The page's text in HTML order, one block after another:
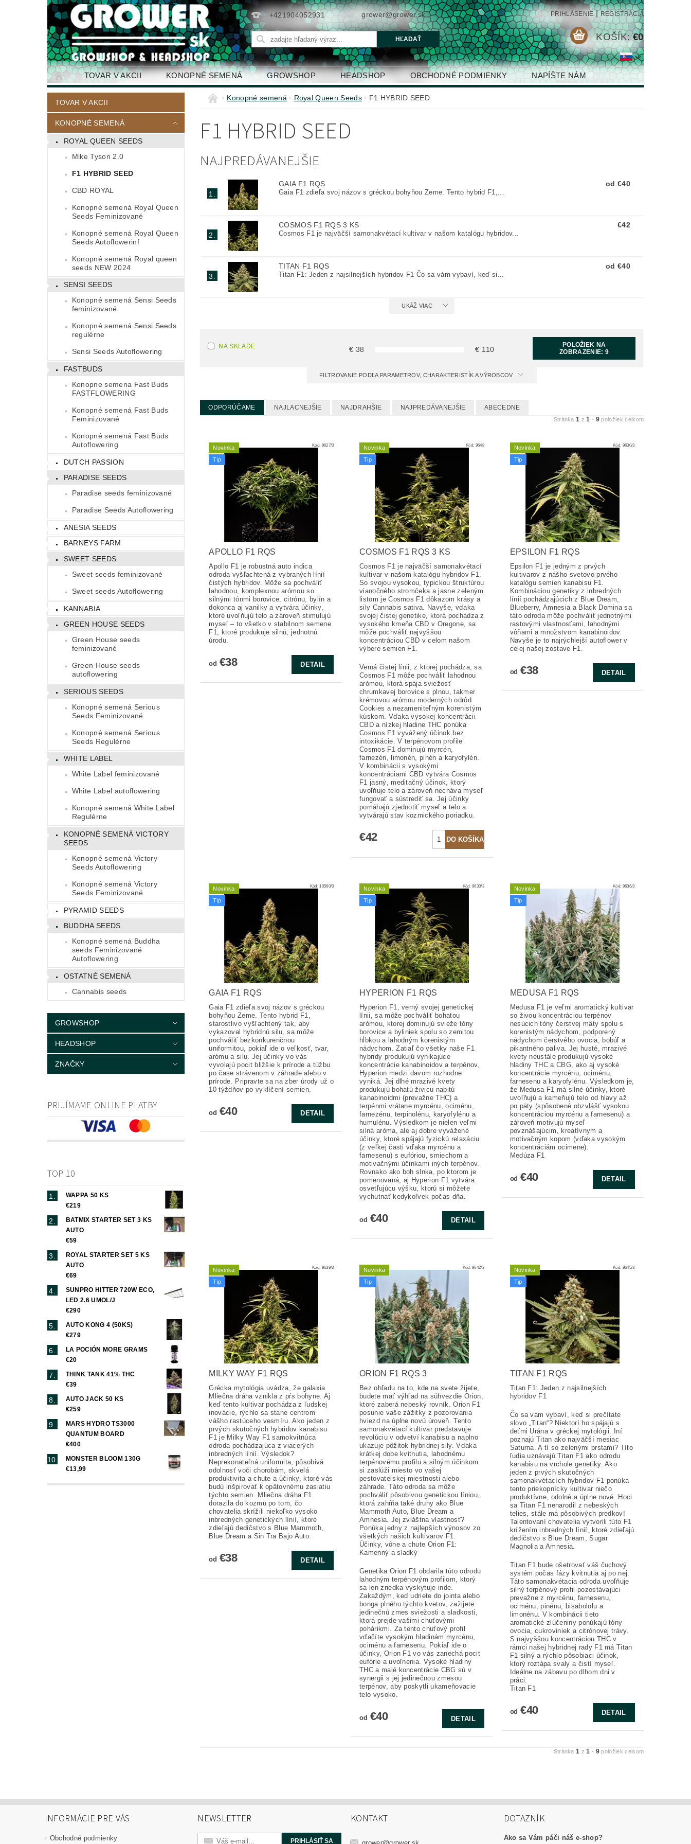
+421904052931 grower@grower.sk PRIHLÁSENIE | REGISTRÁCIA
KOŠÍK: €0
TOVAR V AKCII KONOPNÉ SEMENÁ GROWSHOP HEADSHOP OBCHODNÉ PODMIENKY NAPÍŠTE NÁM
KONTAKTY
TOVAR V AKCII
KONOPNÉ SEMENÁ
ROYAL QUEEN SEEDS
Mike Tyson 2.0
F1 HYBRID SEED
CBD ROYAL
Konopné semená Royal Queen
Seeds Feminizované
Konopné semená Royal Queen
Seeds Autoflowerinf
Konopné semená Royal queen
seeds NEW 2024
SENSI SEEDS
Konopné semená Sensi Seeds
feminizované
Konopné semená Sensi Seeds
regulérne
Sensi Seeds Autoflowering
FASTBUDS
Konopne semena Fast Buds
FASTFLOWERING
Konopné semená Fast Buds
Feminizované
Konopné semená Fast Buds
Autoflowering
DUTCH PASSION
PARADISE SEEDS
Paradise seeds feminizované
Paradise Seeds Autoflowering
ANESIA SEEDS
BARNEYS FARM
SWEET SEEDS
Sweet seeds feminizované
Sweet seeds Autoflowering
KANNABIA
GREEN HOUSE SEEDS
Green House seeds
feminizované
Green House seeds
autoflowering
SERIOUS SEEDS
Konopné semená Serious
Seeds Feminizované
Konopné semená Serious
Seeds Regulérne
WHITE LABEL
White Label feminizované
White Label autoflowering
Konopné semená White Label
Regulérne
KONOPNÉ SEMENÁ VICTORY
SEEDS
Konopné semená Victory
Seeds Autoflowering
Konopné semená Victory
Seeds Feminizované
PYRAMID SEEDS
BUDDHA SEEDS
Konopné semená Buddha
seeds Feminizované
Autoflowering
OSTATNÉ SEMENÁ
Cannabis seeds
GROWSHOP
HEADSHOP
ZNAČKY
PRIJÍMAME ONLINE PLATBY
TOP 10
WAPPA 50 KS
€219
BATMIX STARTER SET 3 KS
AUTO
€59
ROYAL STARTER SET 5 KS
AUTO
€69
SUNPRO HITTER 720W ECO,
LED 2.6 UMOL/J
€290
AUTO KONG 4 (50KS)
€279
LA POCIÓN MORE GRAMS
€20
THINK TANK 41% THC
€39
AUTO JACK 50 KS
€259
MARS HYDRO TS3000
QUANTUM BOARD
€400
MONSTER BLOOM 130G
€13,99
Konopné semená Royal Queen Seeds F1 HYBRID SEED
F1 HYBRID SEED
NAJPREDÁVANEJŠIE
1.
GAIA F1 RQS
Gaia F1 zdieľa svoj názov s gréckou bohyňou Zeme. Tento hybrid F1,...
od €40
2.
COSMOS F1 RQS 3 KS
Cosmos F1 je najväčší samonakvétací kultivar v našom katalógu hybridov...
€42
3.
TITAN F1 RQS
Titan F1: Jeden z najsilnejších hybridov F1 Čo sa vám vybaví, keď si...
od €40
UKÁŽ VIAC
NA SKLADE € 38 € 110
POLOŽIEK NA
ZOBRAZENIE: 9
FILTROVANIE PODĽA PARAMETROV, CHARAKTERISTÍK A VÝROBCOV
ODPORÚČAME NAJLACNEJŠIE NAJDRAHŠIE NAJPREDÁVANEJŠIE ABECEDNE
Stránka1 z1 - 9 položiek celkom
Novinka
Tip
Kód: 9627/3
APOLLO F1 RQS
Apollo F1 je robustná auto indica
odroda vyšľachtená z vybraných línií
čistých hybridov. Môže sa pochváliť
lahodnou, komplexnou arómou so
silnými tónmi borovice, citrónu, bylín a
dokonca aj vanilky a vytvára účinky,
ktoré uvoľňujú telo a zároveň stimulujú
myseľ – to všetko v stabilnom semene
F1, ktoré produkuje silnú, jednotnú
úrodu.
od €38 DETAIL
Novinka
Tip
Kód: 9648
COSMOS F1 RQS 3 KS
Cosmos F1 je najväčší samonakvétací
kultivar v našom katalógu hybridov F1.
So svojou vysokou, typickou štruktúrou
vianočného stromčeka a jasne zeleným
listom je Cosmos F1 dôkazom krásy a
sily Cannabis sativa. Navyše, vďaka
svojej čistej genetike, ktorá pochádza z
vysokého kmeňa CBD v Oregone, sa
môže pochváliť najvyššou
koncentráciou CBD v celom našom
výbere semien F1.
Verná čistej línii, z ktorej pochádza, sa
Cosmos F1 môže pochváliť lahodnou
arómou, ktorá spája sviežosť
chrumkavej borovice s plnou, takmer
krémovou arómou moderných odrôd
Cookies a nezameniteľným korenistým
kúskom. Vďaka vysokej koncentrácii
CBD a nízkej hladine THC ponúka
Cosmos F1 vyvážený účinok bez
intoxikácie. V terpénovom profile
Cosmos F1 dominujú myrcén,
farnezén, limonén, pinén a karyofylén.
V kombinácii s vysokými
koncentráciami CBD vytvára Cosmos
F1 jasný, meditačný účinok, ktorý
uvoľňuje telo a zároveň necháva myseľ
fungovať a sústrediť sa. Jej účinky
pomáhajú zjednotiť myseľ a telo a
vytvárajú stav kozmického poriadku.
€42
Novinka
Tip
Kód: 9630/3
EPSILON F1 RQS
Epsilon F1 je jedným z prvých
kultivarov z nášho svetovo prvého
katalógu semien kanabisu F1.
Kombináciou genetiky z inbredných
línií pochádzajúcich z Blue Dream,
Blueberry, Amnesia a Black Domina sa
táto odroda môže pochváliť jednotnými
rastovými vlastnosťami, lahodnými
vôňami a množstvom kanabinoidov.
Navyše je to najrýchlejší autoflower v
celej našej zostave F1.
od €38 DETAIL
Novinka
Tip
Kód:10560/3
GAIA F1 RQS
Gaia F1 zdieľa svoj názov s gréckou
bohyňou Zeme. Tento hybrid F1,
starostlivo vyšľachtený tak, aby
vykazoval hybridnú silu, sa môže
pochváliť bezkonkurenčnou
uniformitou, pokiaľ ide o veľkosť, tvar,
arómu a silu. Jej účinky vo vás
vyvolajú pocit bližšie k prírode a túžbu
po čase strávenom v záhrade alebo v
prírode. Pripravte sa na zber úrody už o
10 týždňov po vyklíčení semien.
od €40 DETAIL
Novinka
Tip
Kód:9633/3
HYPERION F1 RQS
Hyperion F1, verný svojej genetickej
línii, sa môže pochváliť bohatou
arómou, ktorej dominujú svieže tóny
borovice a byliniek spolu so zemitou
hĺbkou a lahodným korenistým
nádychom. Zatiaľ čo všetky naše F1
hybridy produkujú vynikajúce
koncentrácie kanabinoidov a terpénov,
Hyperion medzi davom rozhodne
vyniká. Jej dlhé mrazivé kvety
produkujú bohatú živicu nabitú
kanabinoidmi (prevažne THC) a
terpénmi vrátane myrcénu, ociménu,
farnezénu, terpinolénu, karyofylénu a
humulénu. Výsledkom je nielen veľmi
silná aróma, ale aj dobre vyvážené
účinky, ktoré spájajú fyzickú relaxáciu
(z veľkej časti vďaka myrcénu a
farnesenu) s eufóriou, smiechom a
motivačnými účinkami iných terpénov.
Rovnako ako boh slnka, po ktorom je
pomenovaná, aj Hyperion F1 vytvára
osvetľujúcu výšku, ktorú si môžete
vychutnať kedykoľvek počas dňa.
od €40 DETAIL
Novinka
Tip
Kód: 9636/3
MEDUSA F1 RQS
Medusa F1 je veľmi aromatický kultivar
so živou koncentráciou terpénov
nesúcich tóny čerstvej mäty spolu s
korenistým nádychom, podporený
nádychom čerstvého ovocia, bobúľ a
pikantného paliva. Jej husté, mrazivé
kvety neustále produkujú vysoké
hladiny THC a CBG, ako aj vysoké
koncentrácie myrcénu, ociménu,
farnesenu a karyofylénu. Výsledkom je,
že Medusa F1 má silné účinky, ktoré
uvoľňujú a kameňujú telo od hlavy až
po päty (spôsobené obzvlášť vysokou
koncentráciou myrcénu a farnesenu) a
zároveň motivujú myseľ
povznášajúcim, kreatívnym a
motivačným kopom (vďaka vysokým
koncentráciám ocimene).
Medúza F1
od €40 DETAIL
Novinka
Tip
Kód: 9639/3
MILKY WAY F1 RQS
Grécka mytológia uvádza, že galaxia
Mliečna dráha vznikla z pŕs bohyne. Aj
keď tento kultivar pochádza z ľudskej
inovácie, rýchlo sa stane centrom
vášho rastúceho vesmíru. Ako jeden z
prvých skutočných hybridov kanabisu
F1 je Milky Way F1 samokvitnúca
odroda pochádzajúca z viacerých
inbredných línií. Výsledok?
Neprekonateľná uniformita, pôsobivá
odolnosť voči chorobám, skvelá
produktivita a chute a účinky, ktoré vás
budú inšpirovať k opätovnému zasiatiu
týchto semien. Mliečna dráha F1
dorazila do kozmu po tom, čo
chovatelia skrížili niekoľko vysoko
inbredných genetických línií, ktoré
zdieľajú dedičstvo s Blue Mammoth,
Blue Dream a Sin Tra Bajo Auto.
od €38 DETAIL
Novinka
Tip
Kód:9642/3
ORION F1 RQS 3
Bez ohľadu na to, kde na svete žijete,
budete mať výhľad na súhvezdie Orion,
ktoré zaberá nebeský rovník. Orion F1
posunie vaše zážitky z pozorovania
hviezd na úplne novú úroveň. Tento
samonakvétací kultivar predstavuje
revolúciu v odvetví kanabisu a naplno
ukazuje pôžitok hybridnej sily. Vďaka
krátkej dobe kvitnutia, lahodnému
terpénovému profilu a silným účinkom
si zaslúži miesto vo vašej
pestovateľskej miestnosti alebo
záhrade. Táto odroda sa môže
pochváliť pôsobivou genetickou líniou,
ktorá zahŕňa také druhy ako Blue
Mammoth Auto, Blue Dream a
Amnesia. Jej zvláštna vlastnosť?
Ponúka jedny z najlepších výnosov zo
všetkých našich kultivarov F1.
Účinky, vône a chute Orion F1:
Kamenný a sladký
Genetika Orion F1 obdarila túto odrodu
lahodným terpénovým profilom, ktorý
sa len zriedka vyskytuje inde.
Zakaždým, keď udriete do jointa alebo
bonga plného týchto kvetov, zažijete
jedinečnú zmes sviežosti a sladkosti,
ktorá prejde vašimi chuťovými
pohárikmi. Za tento chuťový profil
vďačíte vysokým hladinám myrcénu,
ociménu a farnesenu. Pokiaľ ide o
účinky, Orion F1 vo vás zanechá pocit
eufórie a uvoľnenia. Vysoké hladiny
THC a malé koncentrácie CBG sú v
synergii s jej jedinečnou zmesou
terpénov, aby poskytli ukameňovacie
telo vysoko.
od €40 DETAIL
Novinka
Tip
Kód: 9645/3
TITAN F1 RQS
Titan F1: Jeden z najsilnejších
hybridov F1
Čo sa vám vybaví, keď si prečítate
slovo „Titan“? Niektorí ho spájajú s
deťmi Urána v gréckej mytológii. Iní
poznajú Titan ako najväčší mesiac
Saturna. A tí so zelenými prstami? Títo
ľudia uznávajú Titan F1 ako odrodu
kanabisu na vrchole genetiky. Ako
jeden z prvých skutočných
samonakvétacích hybridov F1 ponúka
tento priekopnícky kultivar niečo
produktívne, odolné a úplne nové. Hoci
sa Titan F1 nenarodil z nebeských
telies, stále má pôsobivých predkov!
Talentovaní chovatelia vytvorili túto F1
krížením inbredných línií, ktoré zdieľajú
dedičstvo s Blue Dream, Sugar
Magnolia a Amnesia.
Titan F1 bude ošetrovať váš čuchový
systém počas fázy kvitnutia aj po nej.
Táto samonakvétacia odroda uvoľňuje
silný terpénový profil pozostávajúci
prevažne z myrcénu, farnesenu,
ociménu, pinénu, bisabololu a
limonénu. V kombinácii tieto
aromatické zlúčeniny ponúkajú tóny
ovocia, cukroviniek a citrónovej trávy.
S najvyššou koncentráciou THC v
rámci našej hybridnej rady F1 má Titan
F1 silný a rýchlo pôsobiaci účinok,
ktorý roztápa svaly a čistí myseľ.
Ideálne na zábavu po dlhom dni v
práci.
Titan F1
od €40 DETAIL
Stránka1 z1 - 9 položiek celkom
INFORMÁCIE PRE VÁS
Obchodné podmienky
NEWSLETTER KONTAKT DOTAZNÍK
Ako sa Vám páči náš e-shop?